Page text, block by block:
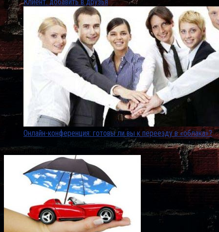
Онлайн-конференция: готовы ли вы к переезду в «облака»?
Последние заметки